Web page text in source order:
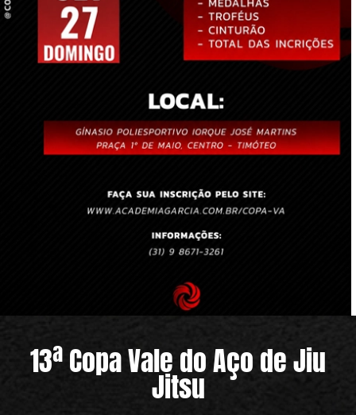
13ª Copa Vale do Aço de Jiu
Jitsu